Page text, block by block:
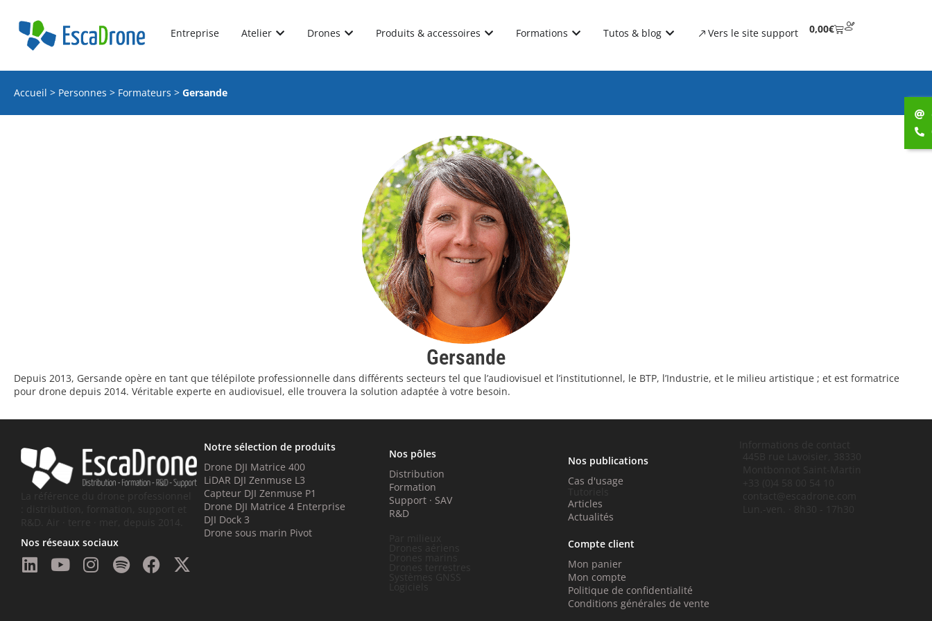
Entreprise Atelier Drones Produits & accessoires Formations Tutos & blog Vers le site support 0,00€
Accueil > Personnes > Formateurs > Gersande
Gersande
Depuis 2013, Gersande opère en tant que télépilote professionnelle dans différents secteurs tel que l’audiovisuel et l’institutionnel, le BTP, l’Industrie, et le milieu artistique ; et est formatrice
pour drone depuis 2014. Véritable experte en audiovisuel, elle trouvera la solution adaptée à votre besoin.
R&D. Air · terre · mer, depuis 2014.
Nos réseaux sociaux
Notre sélection de produits
Drone DJI Matrice 400
LiDAR DJI Zenmuse L3
Capteur DJI Zenmuse P1
Drone DJI Matrice 4 Enterprise
DJI Dock 3
Drone sous marin Pivot
Nos pôles
Distribution
Formation
Support · SAV
R&D
Systèmes GNSS
Nos publications
Cas d'usage
Articles
Actualités
Compte client
Mon panier
Mon compte
Politique de confidentialité
Conditions générales de vente
445B rue Lavoisier, 38330
+33 (0)4 58 00 54 10
Lun.-ven. · 8h30 - 17h30